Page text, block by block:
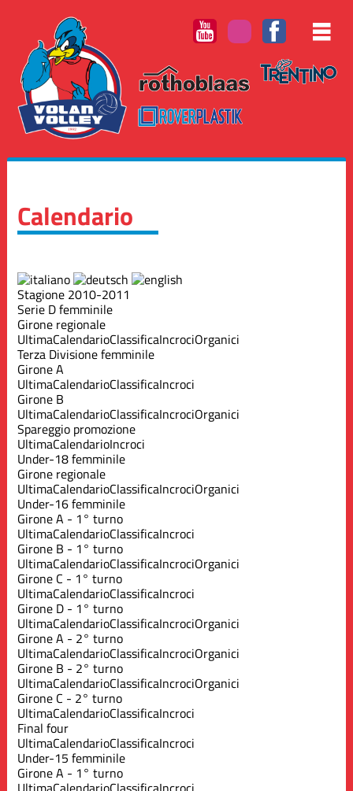
Calendario
Stagione 2010-2011
Serie D femminile
Girone regionale
UltimaCalendarioClassificaIncrociOrganici
Terza Divisione femminile
Girone A
UltimaCalendarioClassificaIncroci
Girone B
UltimaCalendarioClassificaIncrociOrganici
Spareggio promozione
UltimaCalendarioIncroci
Under-18 femminile
Girone regionale
UltimaCalendarioClassificaIncrociOrganici
Under-16 femminile
Girone A - 1° turno
UltimaCalendarioClassificaIncroci
Girone B - 1° turno
UltimaCalendarioClassificaIncrociOrganici
Girone C - 1° turno
UltimaCalendarioClassificaIncroci
Girone D - 1° turno
UltimaCalendarioClassificaIncrociOrganici
Girone A - 2° turno
UltimaCalendarioClassificaIncrociOrganici
Girone B - 2° turno
UltimaCalendarioClassificaIncrociOrganici
Girone C - 2° turno
UltimaCalendarioClassificaIncroci
Final four
UltimaCalendarioClassificaIncroci
Under-15 femminile
Girone A - 1° turno